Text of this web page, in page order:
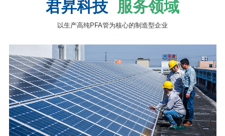
138 2378
6327（热缩管专
君昇科技 服务领域
以生产高纯PFA管为核心的制造型企业